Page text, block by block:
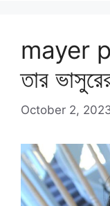
mayer
তার
October 2,